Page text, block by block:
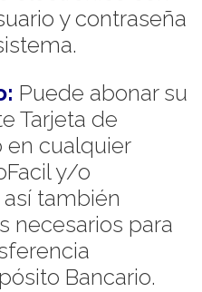
y contraseña
Puede abonar su
Tarjeta de
en cualquier
y/o
también
necesarios para
Bancario.